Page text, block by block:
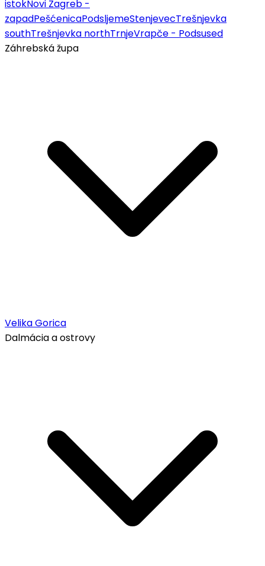
istokNovi Zagreb -
zapadPešćenicaPodsljemeStenjevecTrešnjevka
southTrešnjevka northTrnjeVrapče - Podsused
Záhrebská župa
Velika Gorica
Dalmácia a ostrovy